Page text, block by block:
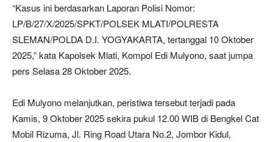
“Kasus ini berdasarkan Laporan Polisi Nomor:
LP/B/27/X/2025/SPKT/POLSEK MLATI/POLRESTA
SLEMAN/POLDA D.I. YOGYAKARTA, tertanggal 10 Oktober
2025,” kata Kapolsek Mlati, Kompol Edi Mulyono, saat jumpa
pers Selasa 28 Oktober 2025.
Edi Mulyono melanjutkan, peristiwa tersebut terjadi pada
Kamis, 9 Oktober 2025 sekira pukul 12.00 WIB di Bengkel Cat
Mobil Rizuma, Jl. Ring Road Utara No.2, Jombor Kidul,